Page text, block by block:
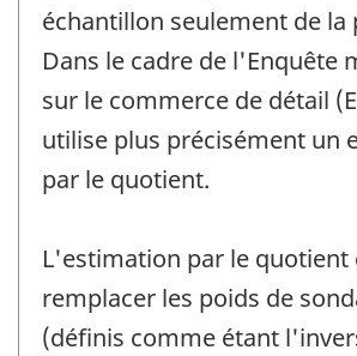
échantillon seulement de la
Dans le cadre de l'Enquête
sur le commerce de détail
utilise plus précisément un
par le quotient.
L'estimation par le quotient
remplacer les poids de
(définis comme étant